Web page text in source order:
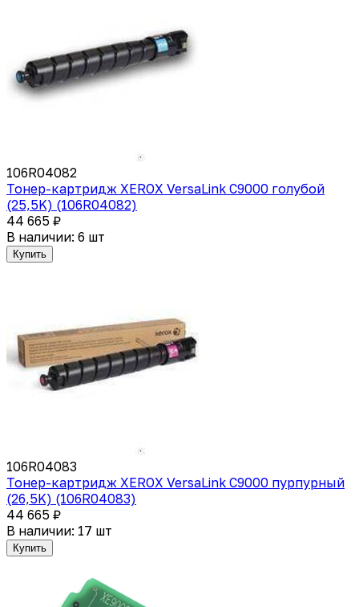
106R04082
Тонер-картридж XEROX VersaLink C9000 голубой
(25,5K) (106R04082)
44 665 ₽
В наличии: 6 шт
Купить
106R04083
Тонер-картридж XEROX VersaLink C9000 пурпурный
(26,5K) (106R04083)
44 665 ₽
В наличии: 17 шт
Купить